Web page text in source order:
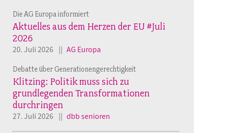
Die AG Europa informiert
Aktuelles aus dem Herzen der EU #Juli
2026
20. Juli 2026 AG Europa
Debatte über Generationengerechtigkeit
Klitzing: Politik muss sich zu
grundlegenden Transformationen
durchringen
27. Juli 2026 dbb senioren